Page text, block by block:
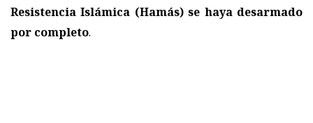
Resistencia Islámica (Hamás) se haya desarmado
por completo.